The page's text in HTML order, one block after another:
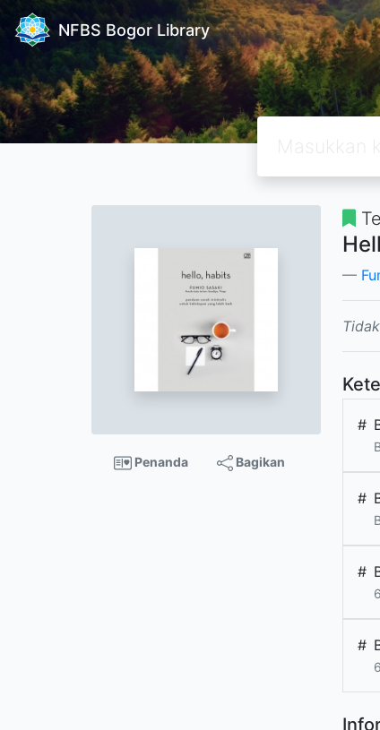
NFBS Bogor Library
Penanda Bagikan
#
#
#
#